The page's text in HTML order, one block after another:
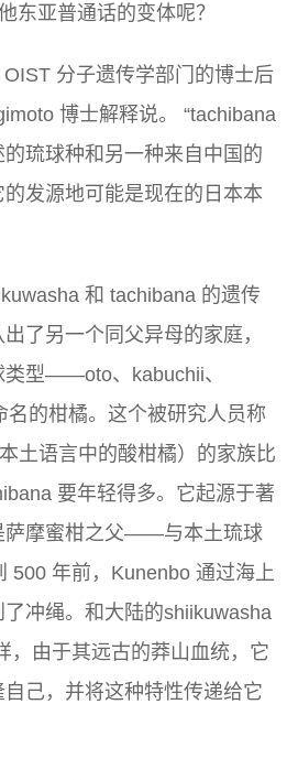
东亚普通话的变体呢？
OIST 分子遗传学部门的博士后
博士解释说。 “tachibana
琉球种和另一种来自中国的
发源地可能是现在的日本本
和 tachibana 的遗传
了另一个同父异母的家庭，
类型——oto、kabuchii、
名的柑橘。这个被研究人员称
土语言中的酸柑橘）的家族比
要年轻得多。它起源于著
摩蜜柑之父——与本土琉球
500 年前，Kunenbo 通过海上
冲绳。和大陆的shiikuwasha
，由于其远古的莽山血统，它
己，并将这种特性传递给它